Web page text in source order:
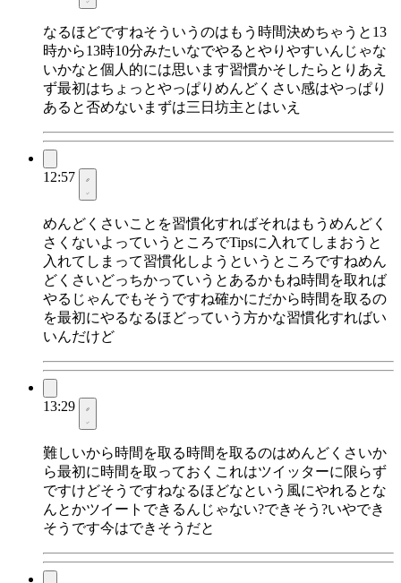
なるほどですねそういうのはもう時間決めちゃうと13
時から13時10分みたいなでやるとやりやすいんじゃな
いかなと個人的には思います習慣かそしたらとりあえ
ず最初はちょっとやっぱりめんどくさい感はやっぱり
あると否めないまずは三日坊主とはいえ
12:57
めんどくさいことを習慣化すればそれはもうめんどく
さくないよっていうところでTipsに入れてしまおうと
入れてしまって習慣化しようというところですねめん
どくさいどっちかっていうとあるかもね時間を取れば
やるじゃんでもそうですね確かにだから時間を取るの
を最初にやるなるほどっていう方かな習慣化すればい
いんだけど
13:29
難しいから時間を取る時間を取るのはめんどくさいか
ら最初に時間を取っておくこれはツイッターに限らず
ですけどそうですねなるほどなという風にやれるとな
んとかツイートできるんじゃない?できそう?いやでき
そうです今はできそうだと